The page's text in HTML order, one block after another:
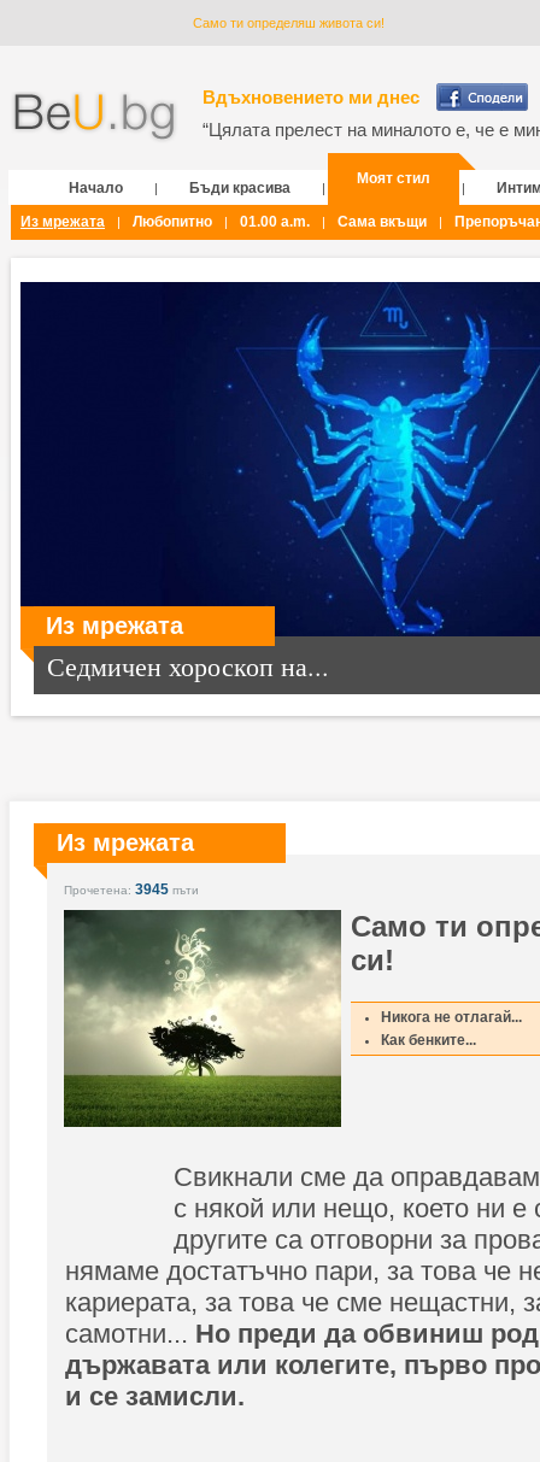
Само ти определяш живота си!
Вдъхновението ми днес
“Цялата прелест на миналото е, че е
Начало | Бъди красива |
Моят стил
|
Из мрежата
| Любопитно | 01.00 a.m. | Сама вкъщи |
Из мрежата
Седмичен хороскоп на...
Из мрежата
Прочетена: 3945 пъти
Само ти
си!
Никога не отлагай...
Как бенките...
Свикнали сме да
с някой или нещо, което ни е
другите са отговорни за
нямаме достатъчно пари, за това че
кариерата, за това че сме нещастни,
самотни... Но преди да обвиниш
държавата или колегите, първо
и се замисли.